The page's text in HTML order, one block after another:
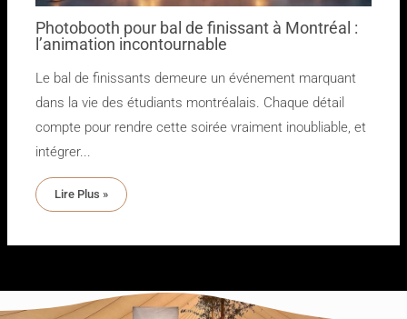
Photobooth pour bal de finissant à Montréal :
l’animation incontournable
Le bal de finissants demeure un événement marquant
dans la vie des étudiants montréalais. Chaque détail
compte pour rendre cette soirée vraiment inoubliable, et
intégrer...
Lire Plus »